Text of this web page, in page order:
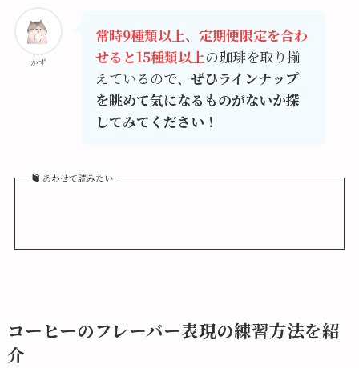
かず
常時9種類以上、 定期便限定を合わ
せると15種類以上の珈琲を取り揃
えているので、 ぜひラインナップ
を眺めて気になるものがないか探
してみてください！
あわせて読みたい
コーヒーのフレーバー表現の練習方法を紹
介